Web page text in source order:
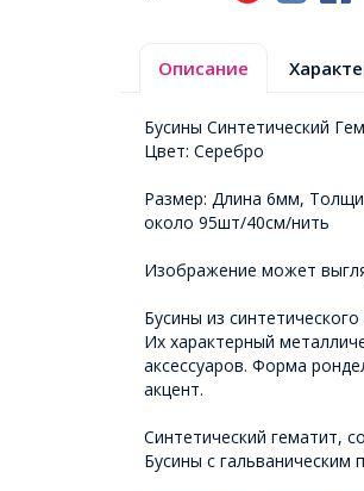
Описание
Бусины Синтетический
Цвет: Серебро
Размер: Длина 6мм,
около 95шт/40см/нить
Изображение может
Бусины из
Их характерный
аксессуаров. Форма
акцент.
Синтетический гематит,
Бусины с